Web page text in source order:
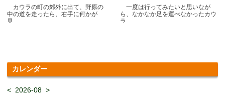
カウラの町の郊外に出て、野原の
中の道を走ったら、右手に何かが
見.....
一度は行ってみたいと思いなが
ら、なかなか足を運べなかったカウ
ラ.....
カレンダー
< 2026-08 >